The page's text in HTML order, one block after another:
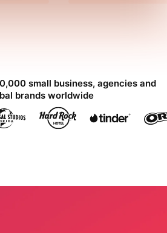
small business, agencies and
brands worldwide